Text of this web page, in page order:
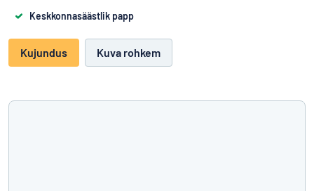
Keskkonnasäästlik papp
Kujundus Kuva rohkem